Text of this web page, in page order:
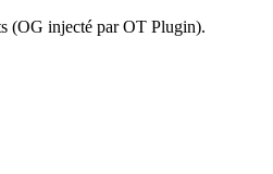
(OG injecté par OT Plugin).